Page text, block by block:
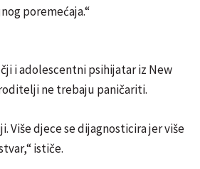
poremećaja.“
i adolescentni psihijatar iz New
ne trebaju paničariti.
Više djece se dijagnosticira jer više
ističe.